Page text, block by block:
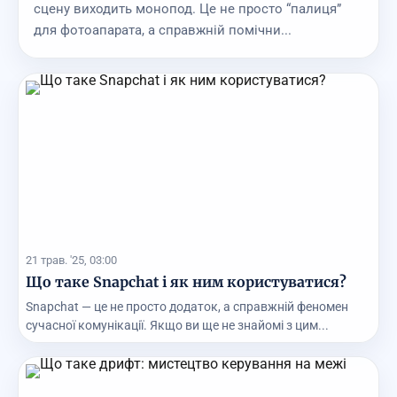
сцену виходить монопод. Це не просто “палиця”
для фотоапарата, а справжній помічни...
21 трав. '25, 03:00
Що таке Snapchat і як ним користуватися?
Snapchat — це не просто додаток, а справжній феномен
сучасної комунікації. Якщо ви ще не знайомі з цим...